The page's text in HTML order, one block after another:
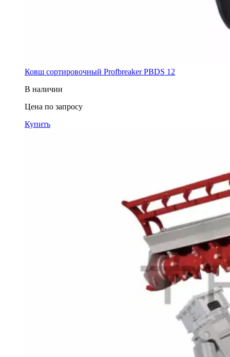
Ковш cортировочный Profbreaker PBDS 12
В наличии
Цена по запросу
Купить